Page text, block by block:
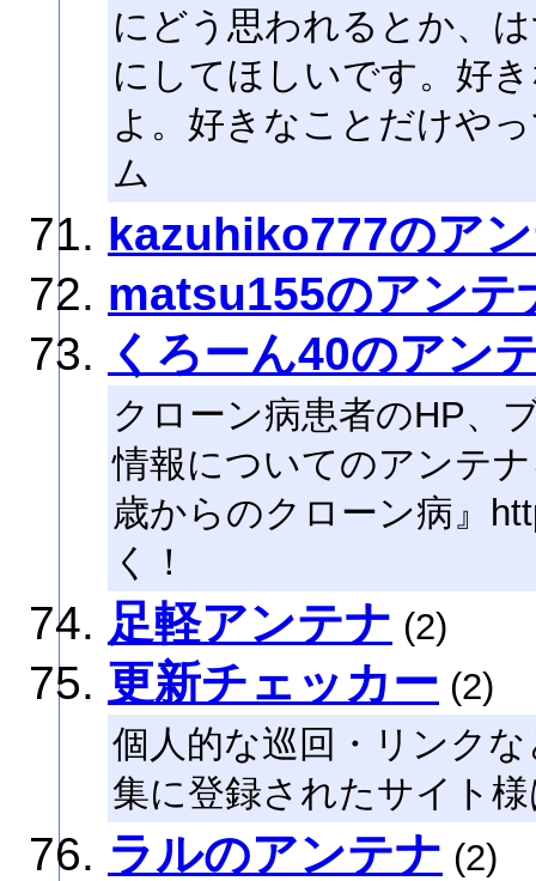
にどう思われるとか、
にしてほしいです。好
よ。好きなことだけや
ム
kazuhiko777のア
matsu155のアンテ
くろーん40のアン
クローン病患者のHP、
情報についてのアンテ
歳からのクローン病』
く！
足軽アンテナ (2)
更新チェッカー (2)
個人的な巡回・リンク
集に登録されたサイト
ラルのアンテナ (2)